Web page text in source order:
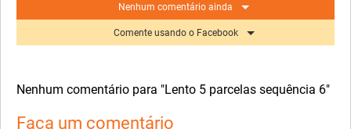
Nenhum comentário ainda
Comente usando o Facebook
Nenhum comentário para "Lento 5 parcelas sequência 6"
Faça um comentário